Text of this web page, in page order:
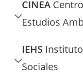
CINEA
Estudios
IEHS
Sociales